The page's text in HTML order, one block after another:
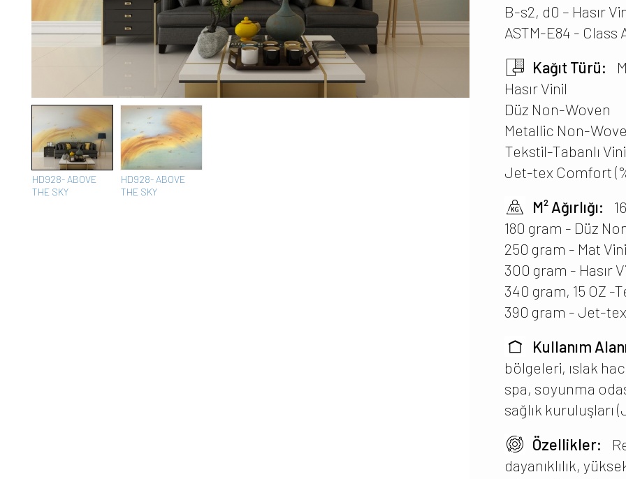
HD928- ABOVE
THE SKY
HD928- ABOVE
THE SKY
B-s2, d0 – Hasır
ASTM-E84 - Class
Kağıt Türü:
Hasır Vinil
Düz Non-Woven
Metallic Non-
Tekstil-Tabanlı
Jet-tex Comfort
M² Ağırlığı:
180 gram - Düz
250 gram - Mat
300 gram - Hasır
340 gram, 15 OZ -
390 gram - Jet-
Kullanım
bölgeleri, ıslak
spa, soyunma
sağlık
Özellikler:
dayanıklılık,